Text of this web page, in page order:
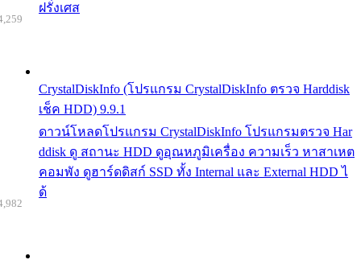
ฝรั่งเศส
CrystalDiskInfo (โปรแกรม CrystalDiskInfo ตรวจ Harddisk
เช็ค HDD) 9.9.1
ดาวน์โหลดโปรแกรม CrystalDiskInfo โปรแกรมตรวจ Har
ddisk ดู สถานะ HDD ดูอุณหภูมิเครื่อง ความเร็ว หาสาเหต
คอมพัง ดูฮาร์ดดิสก์ SSD ทั้ง Internal และ External HDD ไ
ด้